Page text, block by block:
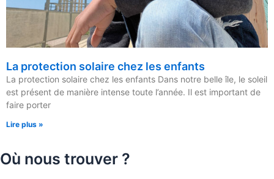
La protection solaire chez les enfants
La protection solaire chez les enfants Dans notre belle île, le soleil
est présent de manière intense toute l’année. Il est important de
faire porter
Lire plus »
Où nous trouver ?